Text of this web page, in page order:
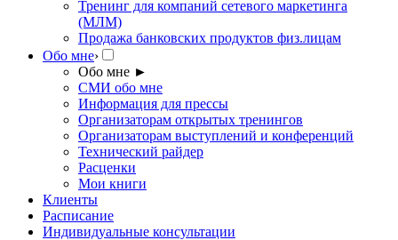
Тренинг для компаний сетевого маркетинга
(МЛМ)
Продажа банковских продуктов физ.лицам
Обо мне›
Обо мне ►
СМИ обо мне
Информация для прессы
Организаторам открытых тренингов
Организаторам выступлений и конференций
Технический райдер
Расценки
Мои книги
Клиенты
Расписание
Индивидуальные консультации